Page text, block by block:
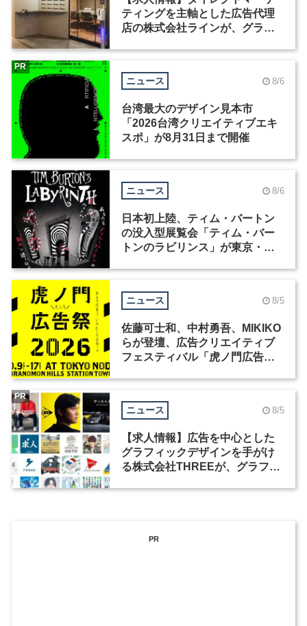
ティングを主軸とした広告代理
店の株式会社ラインが、グラフ
ニュース 8/6
台湾最大のデザイン見本市
「2026台湾クリエイティブエキ
スポ」が8月31日まで開催
PR
ニュース 8/6
日本初上陸、ティム・バートン
の没入型展覧会「ティム・バー
トンのラビリンス」が東京・豊
ニュース 8/5
佐藤可士和、中村勇吾、MIKIKO
らが登壇、広告クリエイティブ
フェスティバル「虎ノ門広告
ニュース 8/5
【求人情報】広告を中心とした
グラフィックデザインを手がけ
る株式会社THREEが、グラフィ
PR
PR